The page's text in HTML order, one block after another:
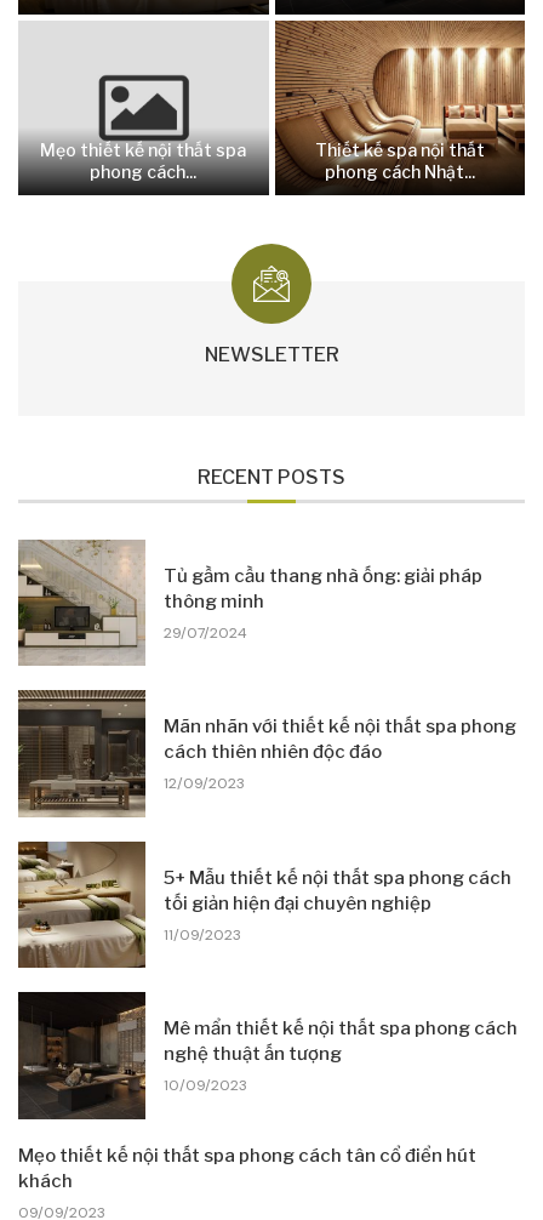
Mẹo thiết kế nội thất spa
phong cách...
Thiết kế spa nội thất
phong cách Nhật...
NEWSLETTER
RECENT POSTS
Tủ gầm cầu thang nhà ống: giải pháp
thông minh
29/07/2024
Mãn nhãn với thiết kế nội thất spa phong
cách thiên nhiên độc đáo
12/09/2023
5+ Mẫu thiết kế nội thất spa phong cách
tối giản hiện đại chuyên nghiệp
11/09/2023
Mê mẩn thiết kế nội thất spa phong cách
nghệ thuật ấn tượng
10/09/2023
Mẹo thiết kế nội thất spa phong cách tân cổ điển hút
khách
09/09/2023